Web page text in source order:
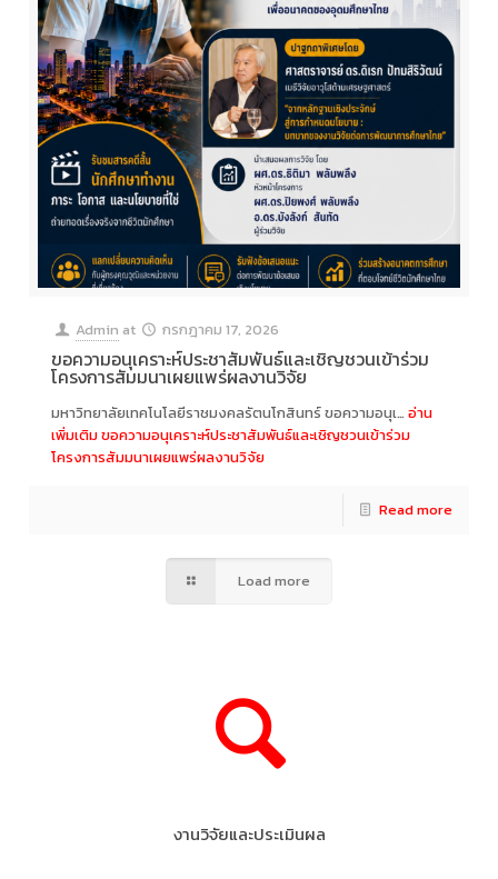
Admin at กรกฎาคม 17, 2026
ขอความอนุเคราะห์ประชาสัมพันธ์และเชิญชวนเข้าร่วม
โครงการสัมมนาเผยแพร่ผลงานวิจัย
มหาวิทยาลัยเทคโนโลยีราชมงคลรัตนโกสินทร์ ขอความอนุเ…อ่าน
เพิ่มเติมขอความอนุเคราะห์ประชาสัมพันธ์และเชิญชวนเข้าร่วม
โครงการสัมมนาเผยแพร่ผลงานวิจัย
Read more
Load more
งานวิจัยและประเมินผล